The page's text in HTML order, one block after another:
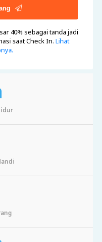
40% sebagai tanda jadi
saat Check In. Lihat